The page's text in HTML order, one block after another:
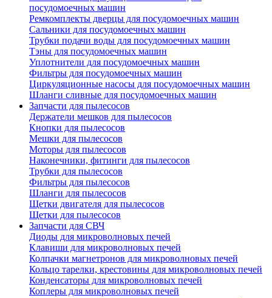
посудомоечных машин
Ремкомплекты дверцы для посудомоечных машин
Сальники для посудомоечных машин
Трубки подачи воды для посудомоечных машин
Тэны для посудомоечных машин
Уплотнители для посудомоечных машин
Фильтры для посудомоечных машин
Циркуляционные насосы для посудомоечных машин
Шланги сливные для посудомоечных машин
Запчасти для пылесосов
Держатели мешков для пылесосов
Кнопки для пылесосов
Мешки для пылесосов
Моторы для пылесосов
Наконечники, фитинги для пылесосов
Трубки для пылесосов
Фильтры для пылесосов
Шланги для пылесосов
Щетки двигателя для пылесосов
Щетки для пылесосов
Запчасти для СВЧ
Диоды для микроволновых печей
Клавиши для микроволновых печей
Колпачки магнетронов для микроволновых печей
Кольцо тарелки, крестовины для микроволновых печей
Конденсаторы для микроволновых печей
Коплеры для микроволновых печей